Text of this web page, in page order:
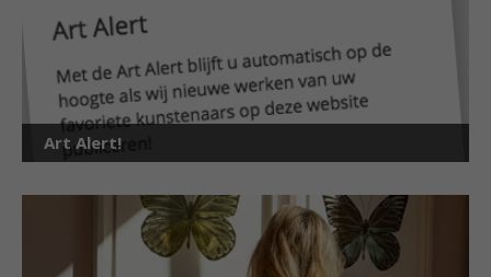
Art Alert!